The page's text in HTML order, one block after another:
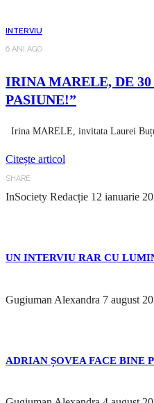
INTERVIU
6 ANI AGO
IRINA MARELE, DE
PASIUNE!”
Irina MARELE, invitata Laurei
Citește articol
SHARE
InSociety Redacție 12 ianuarie
UN INTERVIU RAR CU
Gugiuman Alexandra 7 august
ADRIAN ȘOVEA FACE BINE